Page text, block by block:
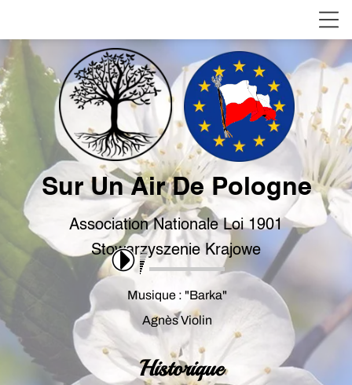
Sur Un Air De Pologne
Association Nationale Loi 1901
Stowarzyszenie Krajowe
Historique
Musique : "Barka"
Agnès Violin